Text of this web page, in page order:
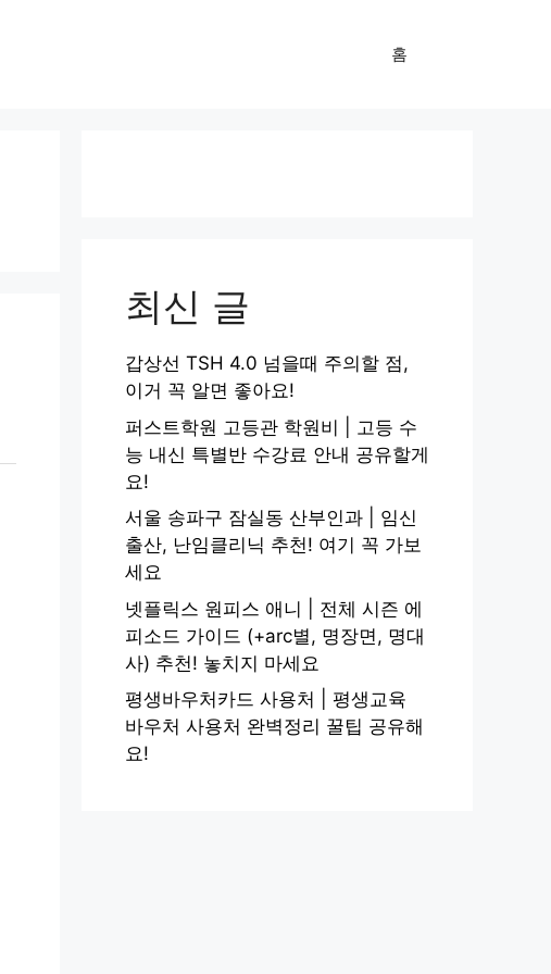
홈
최신 글
갑상선 TSH 4.0 넘을때 주의할 점,
이거 꼭 알면 좋아요!
퍼스트학원 고등관 학원비 | 고등 수
능 내신 특별반 수강료 안내 공유할게
요!
서울 송파구 잠실동 산부인과 | 임신
출산, 난임클리닉 추천! 여기 꼭 가보
세요
넷플릭스 원피스 애니 | 전체 시즌 에
피소드 가이드 (+arc별, 명장면, 명대
사) 추천! 놓치지 마세요
평생바우처카드 사용처 | 평생교육
바우처 사용처 완벽정리 꿀팁 공유해
요!